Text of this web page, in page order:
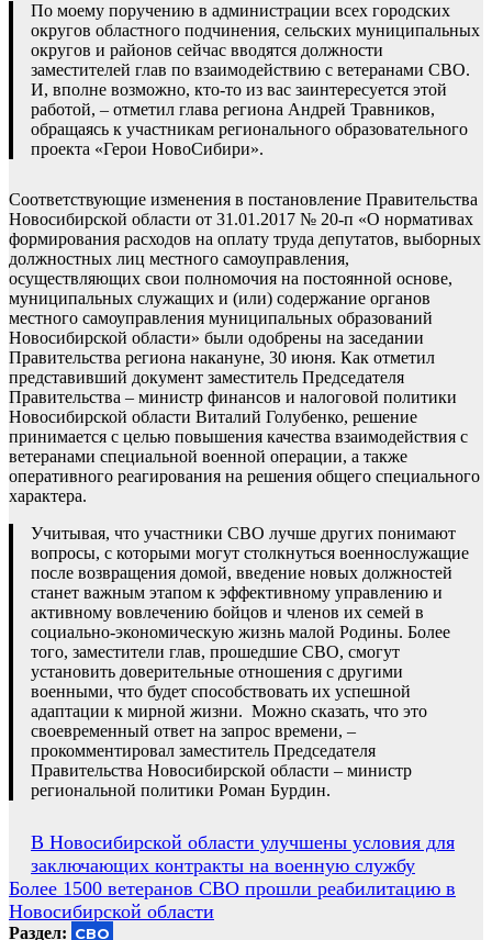
По моему поручению в администрации всех городских
округов областного подчинения, сельских муниципальных
округов и районов сейчас вводятся должности
заместителей глав по взаимодействию с ветеранами СВО.
И, вполне возможно, кто-то из вас заинтересуется этой
работой, – отметил глава региона Андрей Травников,
обращаясь к участникам регионального образовательного
проекта «Герои НовоСибири».
Соответствующие изменения в постановление Правительства
Новосибирской области от 31.01.2017 № 20-п «О нормативах
формирования расходов на оплату труда депутатов, выборных
должностных лиц местного самоуправления,
осуществляющих свои полномочия на постоянной основе,
муниципальных служащих и (или) содержание органов
местного самоуправления муниципальных образований
Новосибирской области» были одобрены на заседании
Правительства региона накануне, 30 июня. Как отметил
представивший документ заместитель Председателя
Правительства – министр финансов и налоговой политики
Новосибирской области Виталий Голубенко, решение
принимается с целью повышения качества взаимодействия с
ветеранами специальной военной операции, а также
оперативного реагирования на решения общего специального
характера.
Учитывая, что участники СВО лучше других понимают
вопросы, с которыми могут столкнуться военнослужащие
после возвращения домой, введение новых должностей
станет важным этапом к эффективному управлению и
активному вовлечению бойцов и членов их семей в
социально-экономическую жизнь малой Родины. Более
того, заместители глав, прошедшие СВО, смогут
установить доверительные отношения с другими
военными, что будет способствовать их успешной
адаптации к мирной жизни. Можно сказать, что это
своевременный ответ на запрос времени, –
прокомментировал заместитель Председателя
Правительства Новосибирской области – министр
региональной политики Роман Бурдин.
Навигация
по
записям
В Новосибирской области улучшены условия для
заключающих контракты на военную службу
Более 1500 ветеранов СВО прошли реабилитацию в
Новосибирской области
Раздел: СВО